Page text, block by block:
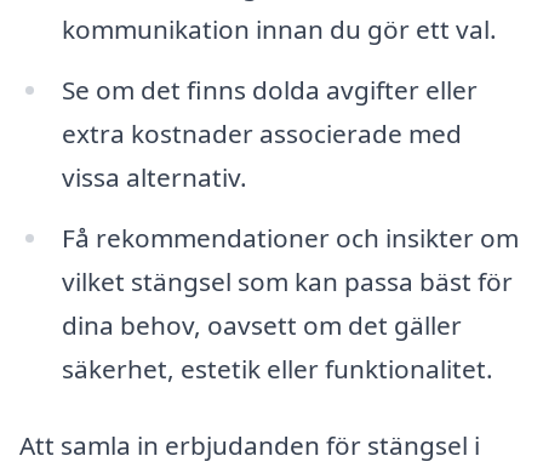
kommunikation innan du gör ett val.
Se om det finns dolda avgifter eller
extra kostnader associerade med
vissa alternativ.
Få rekommendationer och insikter om
vilket stängsel som kan passa bäst för
dina behov, oavsett om det gäller
säkerhet, estetik eller funktionalitet.
Att samla in erbjudanden för stängsel i